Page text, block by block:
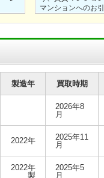
せて
め高
し
どは
だ
い取
マンションへのお
頭買取にてお買取
などはありました
には問題がない状
エコナビにも対応
ム除菌洗浄が可能
リム設計のパナソ
器洗い乾燥機だっ
きました。
製造年 買取時期
2026年8
月
2022年
2025年11
月
2022年
製
2025年5
月